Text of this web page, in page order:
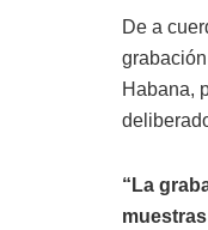
De a
Habana,
“La